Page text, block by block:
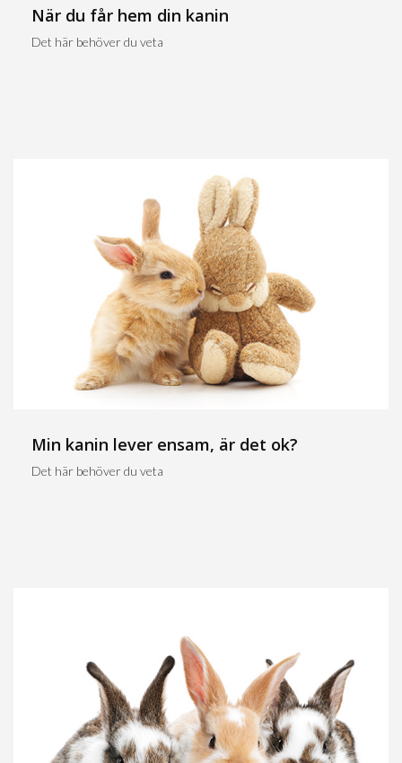
När du får hem din kanin
Det här behöver du veta
Min kanin lever ensam, är det ok?
Det här behöver du veta